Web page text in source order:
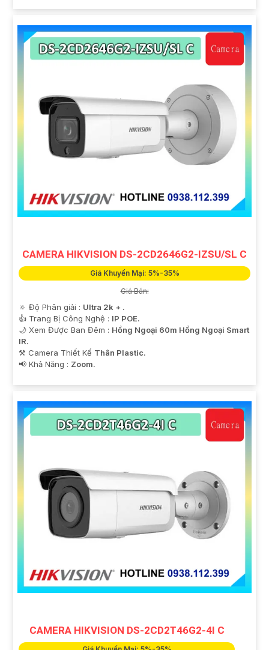
CAMERA HIKVISION DS-2CD2646G2-IZSU/SL C
Giá Khuyến Mại: 5%-35%
Giá Bán:
🔅 Độ Phân giải : Ultra 2k + .
👍 Trang Bị Công Nghệ : IP POE.
🌙 Xem Được Ban Đêm : Hồng Ngoại 60m Hồng Ngoại Smart
IR.
⚒ Camera Thiết Kế Thân Plastic.
️📢 Khả Năng : Zoom.
CAMERA HIKVISION DS-2CD2T46G2-4I C